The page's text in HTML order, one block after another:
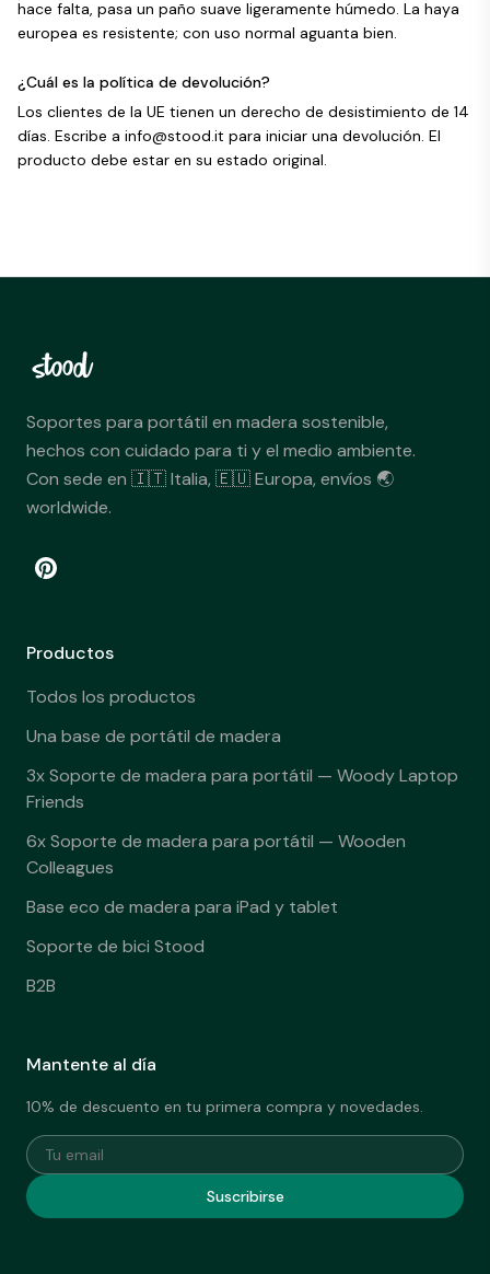
hace falta, pasa un paño suave ligeramente húmedo. La haya
europea es resistente; con uso normal aguanta bien.
¿Cuál es la política de devolución?
Los clientes de la UE tienen un derecho de desistimiento de 14
días. Escribe a info@stood.it para iniciar una devolución. El
producto debe estar en su estado original.
Soportes para portátil en madera sostenible,
hechos con cuidado para ti y el medio ambiente.
Con sede en 🇮🇹 Italia, 🇪🇺 Europa, envíos 🌏
worldwide.
Productos
Todos los productos
Una base de portátil de madera
3x Soporte de madera para portátil — Woody Laptop
Friends
6x Soporte de madera para portátil — Wooden
Colleagues
Base eco de madera para iPad y tablet
Soporte de bici Stood
B2B
Mantente al día
10% de descuento en tu primera compra y novedades.
Tu email
Suscribirse